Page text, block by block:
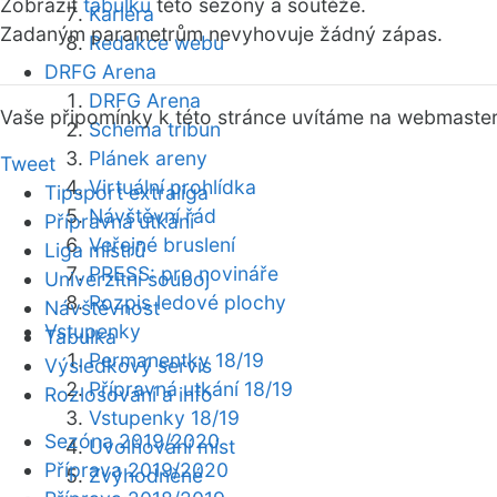
Kariéra
Redakce webu
DRFG Arena
DRFG Arena
Schéma tribun
Plánek areny
Virtuální prohlídka
Návštěvní řád
Veřejné bruslení
PRESS: pro novináře
Rozpis ledové plochy
Vstupenky
Permanentky 18/19
Přípravná utkání 18/19
Vstupenky 18/19
Uvolňování míst
Zvýhodněné
Zobrazit tabulku této sezóny a soutěže.
Zadaným parametrům nevyhovuje žádný zápas.
Vaše připomínky k této stránce uvítáme na webmaster
Tweet
Tipsport extraliga
Přípravná utkání
Liga mistrů
Univerzitní souboj
Návštěvnost
Tabulka
Výsledkový servis
Rozlosování a info
Sezóna 2019/2020
Příprava 2019/2020